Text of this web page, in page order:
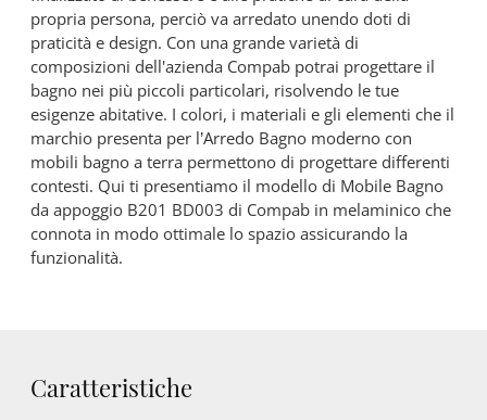
propria persona, perciò va arredato unendo doti di
praticità e design. Con una grande varietà di
composizioni dell'azienda Compab potrai progettare il
bagno nei più piccoli particolari, risolvendo le tue
esigenze abitative. I colori, i materiali e gli elementi che il
marchio presenta per l’Arredo Bagno moderno con
mobili bagno a terra permettono di progettare differenti
contesti. Qui ti presentiamo il modello di Mobile Bagno
da appoggio B201 BD003 di Compab in melaminico che
connota in modo ottimale lo spazio assicurando la
funzionalità.
Caratteristiche